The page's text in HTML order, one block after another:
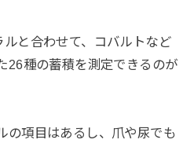
と合わせて、コバルトなど
26種の蓄積を測定できるのが
の項目はあるし、爪や尿でも